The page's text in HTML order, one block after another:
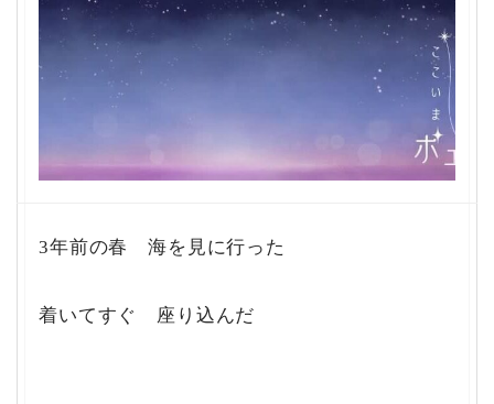
3年前の春 海を見に行った
着いてすぐ 座り込んだ